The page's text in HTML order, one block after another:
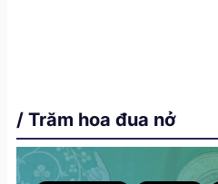
/ Trăm hoa đua nở